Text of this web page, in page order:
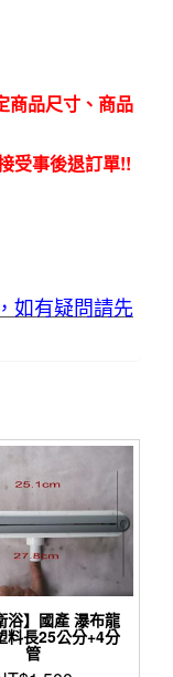
商品尺寸、商品
受事後退訂單!!
如有疑問請先
浴】國產 瀑布龍
料長25公分+4分
管